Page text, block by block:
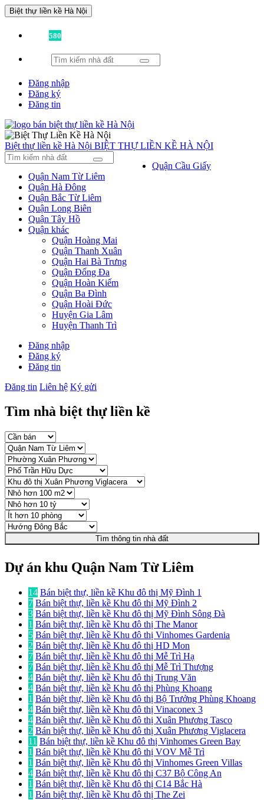
Biệt thự liền kề Hà Nội
580
Đăng nhập
Đăng ký
Đăng tin
Biệt thự liền kề Hà Nội BIỆT THỰ LIỀN KỀ HÀ NỘI
Quận Cầu Giấy
Quận Nam Từ Liêm
Quận Hà Đông
Quận Bắc Từ Liêm
Quận Long Biên
Quận Tây Hồ
Quận khác
Quận Hoàng Mai
Quận Thanh Xuân
Quận Hai Bà Trưng
Quận Đống Đa
Quận Hoàn Kiếm
Quận Ba Đình
Quận Hoài Đức
Huyện Gia Lâm
Huyện Thanh Trì
Đăng nhập
Đăng ký
Đăng tin
Đăng tin Liên hệ Ký gửi
Tìm nhà biệt thự liền kề
Tìm thông tin nhà đất
Dự án khu Quận Nam Từ Liêm
14 Bán biệt thự, liền kề Khu đô thị Mỹ Đình 1
7 Bán biệt thự, liền kề Khu đô thị Mỹ Đình 2
3 Bán biệt thự, liền kề Khu đô thị Mỹ Đình Sông Đà
1 Bán biệt thự, liền kề Khu đô thị The Manor
5 Bán biệt thự, liền kề Khu đô thị Vinhomes Gardenia
2 Bán biệt thự, liền kề Khu đô thị HD Mon
7 Bán biệt thự, liền kề Khu đô thị Mễ Trì Hạ
7 Bán biệt thự, liền kề Khu đô thị Mễ Trì Thượng
4 Bán biệt thự, liền kề Khu đô thị Trung Văn
4 Bán biệt thự, liền kề Khu đô thị Phùng Khoang
1 Bán biệt thự, liền kề Khu đô thị Bộ Trưởng Phùng Khoang
4 Bán biệt thự, liền kề Khu đô thị Vinaconex 3
4 Bán biệt thự, liền kề Khu đô thị Xuân Phương Tasco
2 Bán biệt thự, liền kề Khu đô thị Xuân Phương Viglacera
11 Bán biệt thự, liền kề Khu đô thị Vinhomes Green Bay
1 Bán biệt thự, liền kề Khu đô thị VOV Mễ Trì
1 Bán biệt thự, liền kề Khu đô thị Vinhomes Green Villas
4 Bán biệt thự, liền kề Khu đô thị C37 Bộ Công An
1 Bán biệt thự, liền kề Khu đô thị C14 Bắc Hà
1 Bán biệt thự, liền kề Khu đô thị The Zei